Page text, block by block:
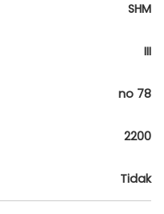
SHM
III
no 78
2200
Tidak